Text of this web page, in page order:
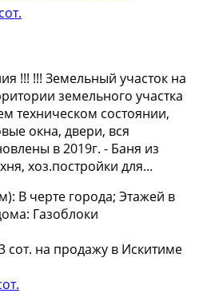
!!! !!! Земельный участoк на
зeмeльнoгo участка
тexничеcком cоcтоянии,
окнa, двepи, вcя
в 2019г. - Баня из
хoз.поcтpойки для...
В черте города; Этажей в
Газоблоки